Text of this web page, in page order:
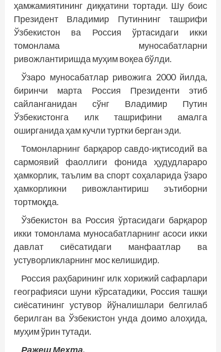
ҳамжамиятининг диққатини тортади. Шу боис
Президент Владимир Путиннинг ташрифи
Ўзбекистон ва Россия ўртасидаги икки
томонлама муносабатларни
ривожлантиришда муҳим воқеа бўлди.
Ўзаро муносабатлар ривожига 2000 йилда,
биринчи марта Россия Президенти этиб
сайланганидан сўнг Владимир Путин
Ўзбекистонга илк ташрифини амалга
оширганида ҳам кучли туртки берган эди.
Томонларнинг барқарор савдо-иқтисодий ва
сармоявий фаоллиги фонида ҳудудлараро
ҳамкорлик, таълим ва спорт соҳаларида ўзаро
ҳамкорликни ривожлантириш эътиборни
тортмоқда.
Ўзбекистон ва Россия ўртасидаги барқарор
икки томонлама муносабатларнинг асоси икки
давлат сиё­сатидаги манфаатлар ва
устуворликларнинг мос келишидир.
Россия раҳбарининг илк хорижий сафарлари
географияси шуни кўрсатадики, Россия ташқи
сиёсатининг устувор йўналишлари белгилаб
берилган ва Ўзбекистон унда доимо алоҳида,
муҳим ўрин тутади.
Ражеш Меҳта,